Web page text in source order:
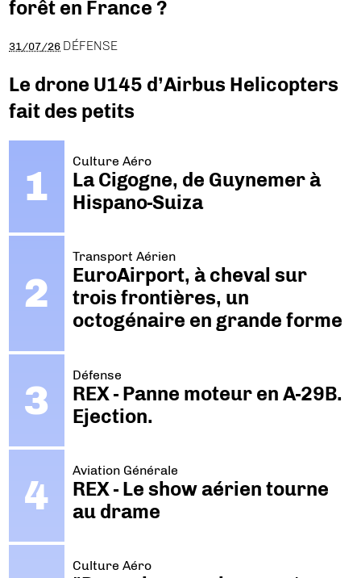
forêt en France ?
31/07/26 DÉFENSE
Le drone U145 d’Airbus Helicopters
fait des petits
Culture Aéro
La Cigogne, de Guynemer à
Hispano-Suiza
Transport Aérien
EuroAirport, à cheval sur
trois frontières, un
octogénaire en grande forme
Défense
REX - Panne moteur en A-29B.
Ejection.
Aviation Générale
REX - Le show aérien tourne
au drame
Culture Aéro